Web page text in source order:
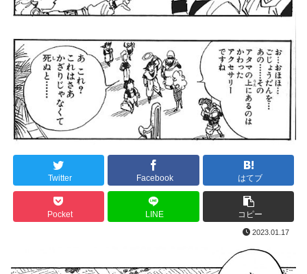
Twitter Facebook はてブ
Pocket LINE コピー
2023.01.17